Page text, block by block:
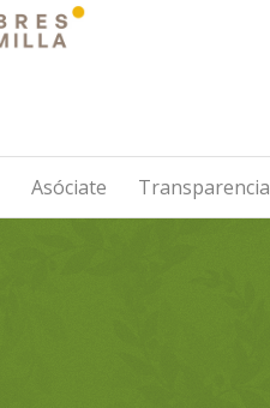
Asóciate Transparencia